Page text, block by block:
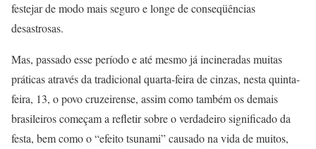
festejar de modo mais seguro e longe de conseqüências
desastrosas.
Mas, passado esse período e até mesmo já incineradas muitas
práticas através da tradicional quarta-feira de cinzas, nesta quinta-
feira, 13, o povo cruzeirense, assim como também os demais
brasileiros começam a refletir sobre o verdadeiro significado da
festa, bem como o “efeito tsunami” causado na vida de muitos,